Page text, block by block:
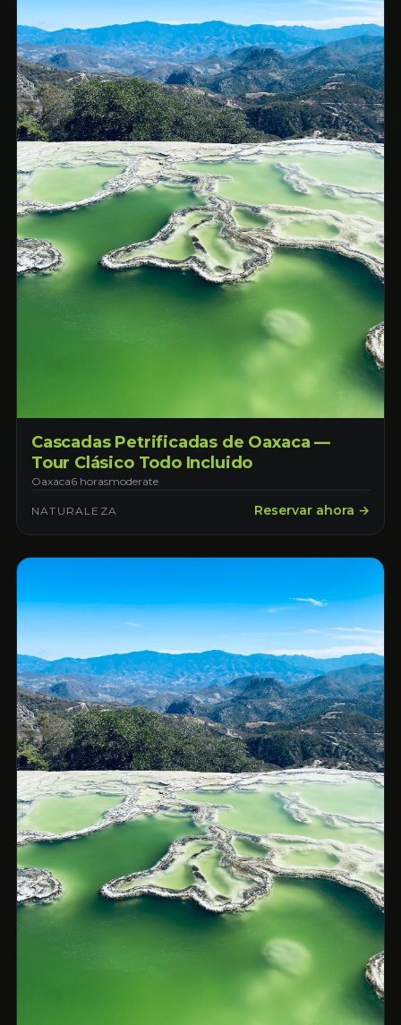
Cascadas Petrificadas de Oaxaca —
Tour Clásico Todo Incluido
Oaxaca6 horasmoderate
NATURALEZA Reservar ahora →